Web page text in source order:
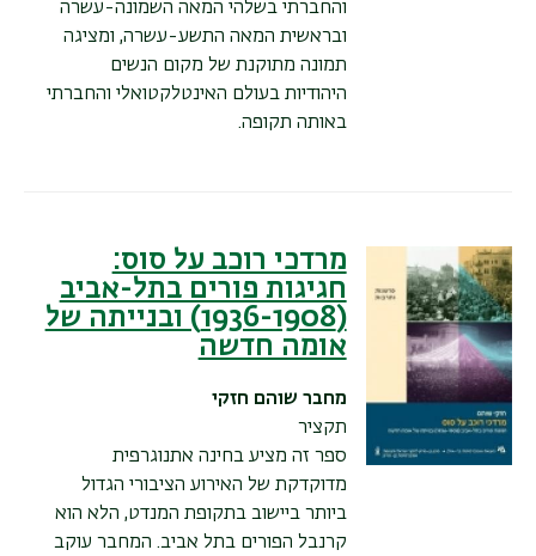
והחברתי בשלהי המאה השמונה-עשרה
ובראשית המאה התשע-עשרה, ומציגה
תמונה מתוקנת של מקום הנשים
היהודיות בעולם האינטלקטואלי והחברתי
באותה תקופה.
מרדכי רוכב על סוס:
חגיגות פורים בתל-אביב
(1936-1908) ובנייתה של
אומה חדשה
מחבר שוהם חזקי
תקציר
ספר זה מציע בחינה אתנוגרפית
מדוקדקת של האירוע הציבורי הגדול
ביותר ביישוב בתקופת המנדט, הלא הוא
קרנבל הפורים בתל אביב. המחבר עוקב